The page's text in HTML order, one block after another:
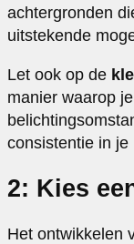
achtergronden
uitstekende
Let ook op de
manier waarop
consistentie in je
2: Kies
Het ontwikkelen